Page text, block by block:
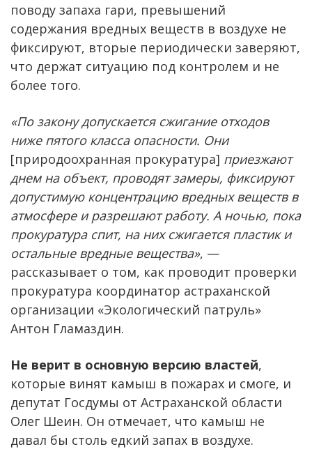
поводу запаха гари, превышений
содержания вредных веществ в воздухе не
фиксируют, вторые периодически заверяют,
что держат ситуацию под контролем и не
более того.
«По закону допускается сжигание отходов
ниже пятого класса опасности. Они
[природоохранная прокуратура] приезжают
днем на объект, проводят замеры, фиксируют
допустимую концентрацию вредных веществ в
атмосфере и разрешают работу. А ночью, пока
прокуратура спит, на них сжигается пластик и
остальные вредные вещества», —
рассказывает о том, как проводит проверки
прокуратура координатор астраханской
организации «Экологический патруль»
Антон Гламаздин.
Не верит в основную версию властей,
которые винят камыш в пожарах и смоге, и
депутат Госдумы от Астраханской области
Олег Шеин. Он отмечает, что камыш не
давал бы столь едкий запах в воздухе.